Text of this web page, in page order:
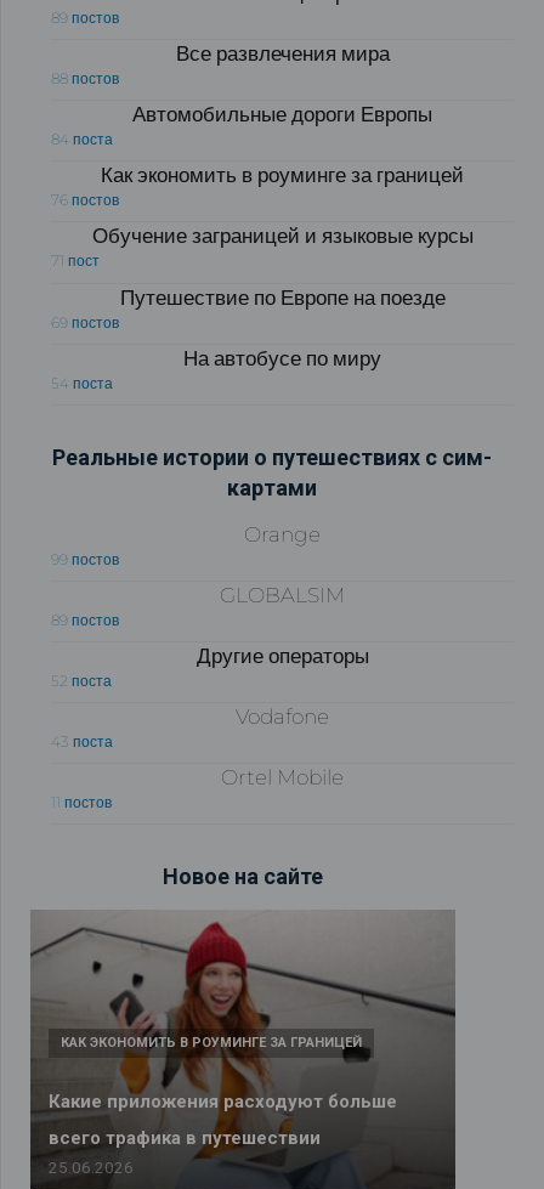
89 постов
Все развлечения мира
88 постов
Автомобильные дороги Европы
84 поста
Как экономить в роуминге за границей
76 постов
Обучение заграницей и языковые курсы
71 пост
Путешествие по Европе на поезде
69 постов
На автобусе по миру
54 поста
Реальные истории о путешествиях с сим-
картами
Orange
99 постов
GLOBALSIM
89 постов
Другие операторы
52 поста
Vodafone
43 поста
Ortel Mobile
11 постов
Новое на сайте
Какие приложения расходуют больше
всего трафика в путешествии
КАК ЭКОНОМИТЬ В РОУМИНГЕ ЗА ГРАНИЦЕЙ
25.06.2026